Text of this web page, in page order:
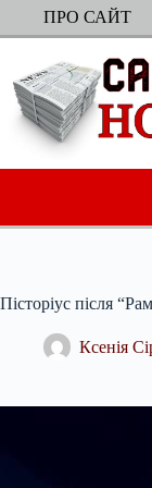
ПерейтиПРО САЙТ
Пісторіус після
Ксенія